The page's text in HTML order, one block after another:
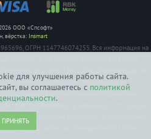
для улучшения работы сайта.
вы соглашаетесь с политикой
.
ПРИНЯТЬ
ООО «Спсофт»
вёрстка: Insmart
ОГРН 1147746074255. Вся информация на
кодекса Российской Федерации. На
имеются сертификаты полученные от
авторизованными сервисными
могут различаться в зависимости от модели.
право на внесение изменений в конструкцию,
Пользуясь сайтом Вы соглашаетесь на сбор